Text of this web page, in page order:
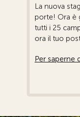
La nuova
porte! Ora è
tutti i 25
ora il tuo
Per saperne